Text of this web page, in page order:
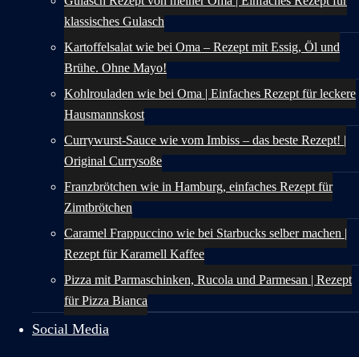
klassisches Gulasch
Kartoffelsalat wie bei Oma – Rezept mit Essig, Öl und
Brühe. Ohne Mayo!
Kohlrouladen wie bei Oma | Einfaches Rezept für leckere
Hausmannskost
Currywurst-Sauce wie vom Imbiss – das beste Rezept! |
Original Currysoße
Franzbrötchen wie in Hamburg, einfaches Rezept für
Zimtbrötchen
Caramel Frappuccino wie bei Starbucks selber machen |
Rezept für Karamell Kaffee
Pizza mit Parmaschinken, Rucola und Parmesan | Rezept
für Pizza Bianca
Social Media